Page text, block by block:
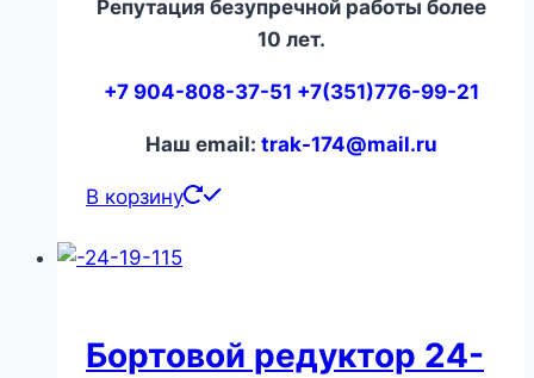
Репутация безупречной работы более
10 лет.
+7 904-808-37-51 +7(351)776-99-21
Наш email: trak-174@mail.ru
В корзину
Бортовой редуктор 24-